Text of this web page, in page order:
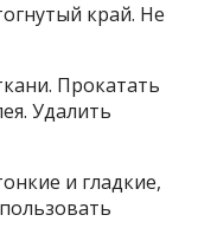
край. Не
Прокатать
Удалить
и гладкие,